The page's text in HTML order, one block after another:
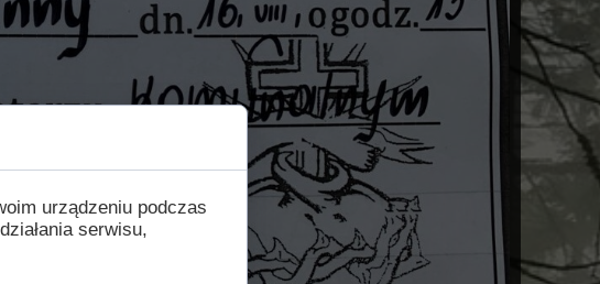
urządzeniu podczas
serwisu,